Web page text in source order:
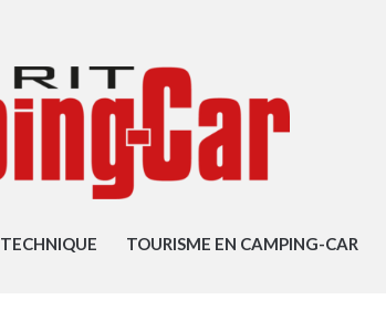
TECHNIQUE TOURISME EN CAMPING-CAR